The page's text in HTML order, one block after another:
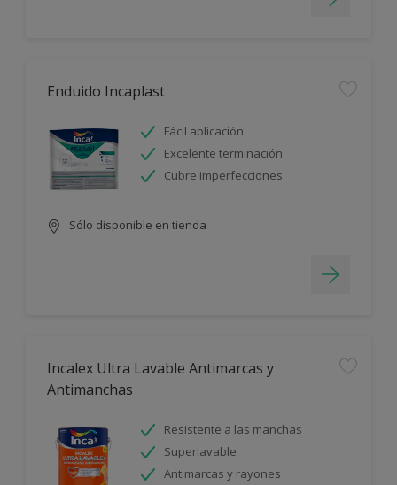
Enduido Incaplast
Fácil aplicación
Excelente terminación
Cubre imperfecciones
Sólo disponible en tienda
Incalex Ultra Lavable Antimarcas y
Antimanchas
Resistente a las manchas
Superlavable
Antimarcas y rayones